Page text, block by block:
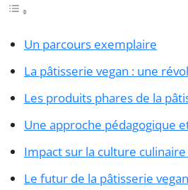
Un parcours exemplaire
La pâtisserie vegan : une
Les produits phares de la
Une approche pédagogique
Impact sur la culture culinaire
Le futur de la pâtisserie